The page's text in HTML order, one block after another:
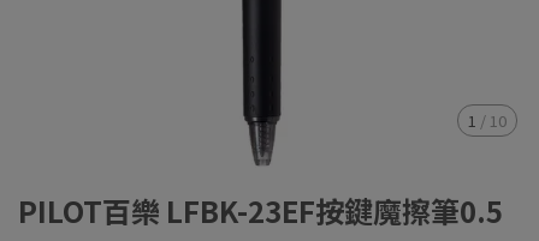
1 / 10
PILOT百樂 LFBK-23EF按鍵魔擦筆0.5